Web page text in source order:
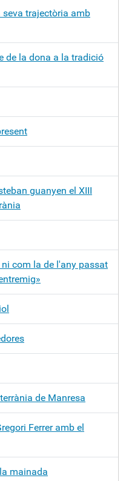
seva trajectòria amb
de la dona a la tradició
guanyen el XIII
com la de l'any passat
de Manresa
Ferrer amb el
mainada